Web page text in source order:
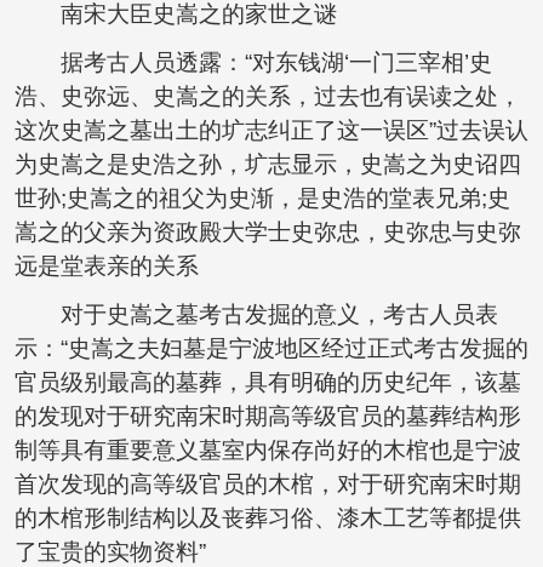
南宋大臣史嵩之的家世之谜
据考古人员透露：“对东钱湖‘一门三宰相’史
浩、史弥远、史嵩之的关系，过去也有误读之处，
这次史嵩之墓出土的圹志纠正了这一误区”过去误认
为史嵩之是史浩之孙，圹志显示，史嵩之为史诏四
世孙;史嵩之的祖父为史渐，是史浩的堂表兄弟;史
嵩之的父亲为资政殿大学士史弥忠，史弥忠与史弥
远是堂表亲的关系
对于史嵩之墓考古发掘的意义，考古人员表
示：“史嵩之夫妇墓是宁波地区经过正式考古发掘的
官员级别最高的墓葬，具有明确的历史纪年，该墓
的发现对于研究南宋时期高等级官员的墓葬结构形
制等具有重要意义墓室内保存尚好的木棺也是宁波
首次发现的高等级官员的木棺，对于研究南宋时期
的木棺形制结构以及丧葬习俗、漆木工艺等都提供
了宝贵的实物资料”